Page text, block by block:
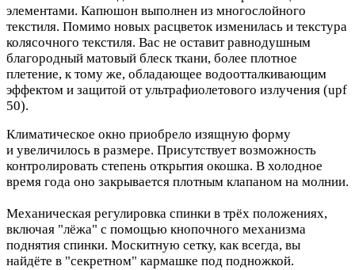
элементами. Капюшон выполнен из многослойного
текстиля. Помимо новых расцветок изменилась и текстура
колясочного текстиля. Вас не оставит равнодушным
благородный матовый блеск ткани, более плотное
плетение, к тому же, обладающее водоотталкивающим
эффектом и защитой от ультрафиолетового излучения (upf
50).
Климатическое окно приобрело изящную форму
и увеличилось в размере. Присутствует возможность
контролировать степень открытия окошка. В холодное
время года оно закрывается плотным клапаном на молнии.
Механическая регулировка спинки в трёх положениях,
включая "лёжа" с помощью кнопочного механизма
поднятия спинки. Москитную сетку, как всегда, вы
найдёте в "секретном" кармашке под подножкой.